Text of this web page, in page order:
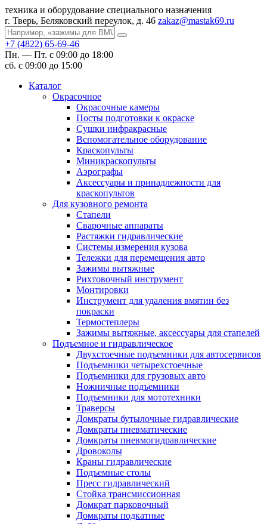
техника и оборудование специального назначения
г. Тверь, Беляковский переулок, д. 46 zakaz@mastak69.ru
+7 (4822) 65-69-46
Пн. — Пт. с 09:00 до 18:00
сб. с 09:00 до 15:00
Каталог
Окрасочное
Окрасочные камеры
Посты подготовки к окраске
Сушки инфракрасные
Вспомогательное оборудование
Краскопульты
Миникраскопульты
Аэрографы
Аксессуары и принадлежности для
краскопультов
Для кузовного ремонта
Стапели
Сварочные аппараты
Растяжки гидравлические
Системы измерения кузова
Тележки для перемещения авто
Зажимы вытяжные
Рихтовочный инструмент
Монтировки
Инструмент для удаления вмятин без
покраски
Термостеплеры
Зажимы вытяжные, аксессуары для стапелей
Подъемное и гидравлическое
Двухстоечные подъемники для автосервисов
Подъемники четырехстоечные
Подъемники для грузовых авто
Ножничные подъемники
Подъемники для мототехники
Траверсы
Домкраты бутылочные гидравлические
Домкраты пневматические
Домкраты пневмогидравлические
Дровоколы
Краны гидравлические
Подъемные столы
Пресс гидравлический
Стойка трансмиссионная
Домкрат парковочный
Домкраты подкатные